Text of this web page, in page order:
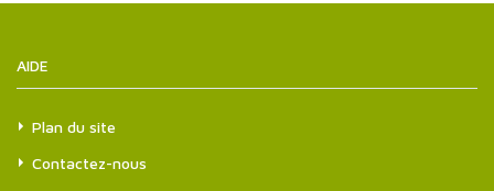
AIDE
Plan du site
Contactez-nous